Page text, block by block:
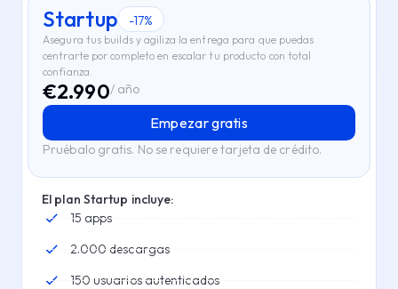
Startup -17%
Asegura tus builds y agiliza la entrega para que puedas
centrarte por completo en escalar tu producto con total
confianza.
€2.990/ año
Empezar gratis
Pruébalo gratis. No se requiere tarjeta de crédito.
El plan Startup incluye:
15 apps
2.000 descargas
150 usuarios autenticados